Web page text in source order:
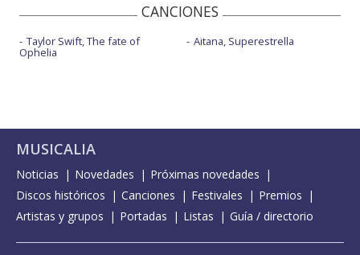
CANCIONES
Taylor Swift, The fate of
Ophelia
Aitana, Superestrella
MUSICALIA
Noticias Novedades
Próximas novedades
Discos históricos
Canciones Festivales
Premios
Artistas y grupos
Portadas Listas Guía / directorio